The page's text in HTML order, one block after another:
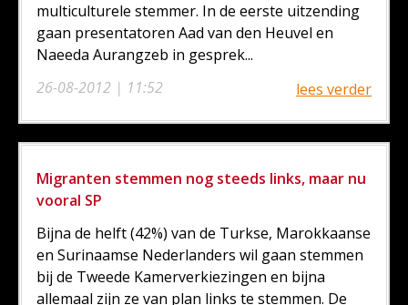
26-08-2012 | 11:52
multiculturele stemmer. In de eerste uitzending
gaan presentatoren Aad van den Heuvel en
Naeeda Aurangzeb in gesprek...
lees verder
Migranten stemmen nog steeds links, maar nu
vooral SP
Bijna de helft (42%) van de Turkse, Marokkaanse
en Surinaamse Nederlanders wil gaan stemmen
bij de Tweede Kamerverkiezingen en bijna
allemaal zijn ze van plan links te stemmen. De